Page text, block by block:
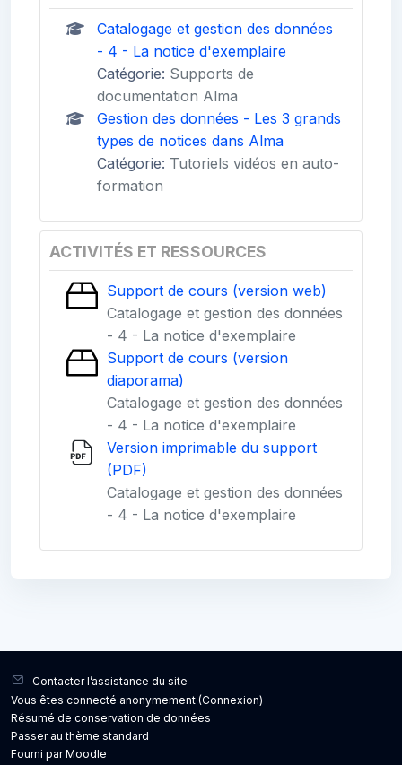
Catalogage et gestion des données
- 4 - La notice d'exemplaire
Catégorie: Supports de
documentation Alma
Gestion des données - Les 3 grands
types de notices dans Alma
Catégorie: Tutoriels vidéos en auto-
formation
ACTIVITÉS ET RESSOURCES
Support de cours (version web)
Catalogage et gestion des données
- 4 - La notice d'exemplaire
Support de cours (version
diaporama)
Catalogage et gestion des données
- 4 - La notice d'exemplaire
Version imprimable du support
(PDF)
Catalogage et gestion des données
- 4 - La notice d'exemplaire
Contacter l’assistance du site
Vous êtes connecté anonymement (Connexion)
Résumé de conservation de données
Passer au thème standard
Fourni parMoodle